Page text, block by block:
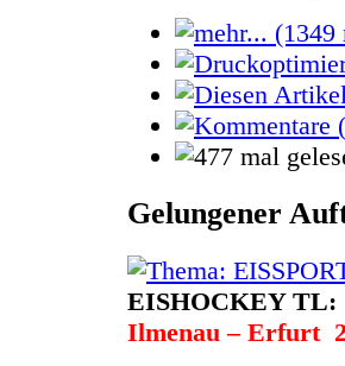
Gelungener
EISHOCKEY TL:
Ilmenau – Erfurt